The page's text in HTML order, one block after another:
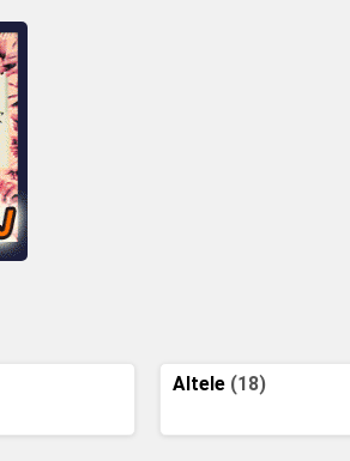
Altele (18)